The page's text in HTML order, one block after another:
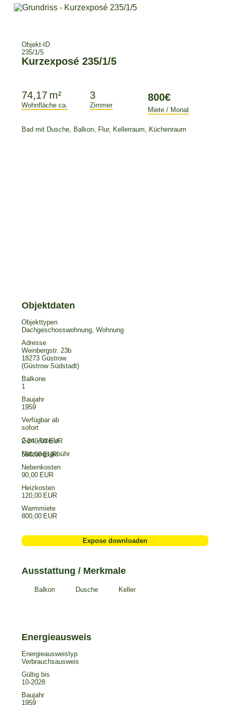
Objekt-ID
235/1/5
Objekttypen
Dachgeschosswohnung, Wohnung
Adresse
Weinbergstr. 23b
18273 Güstrow
(Güstrow Südstadt)
Wohnfläche ca.
74,17 m²
Zimmer
3
Balkone
1
Baujahr
1959
Verfügbar ab
sofort
2.240,00 EUR
590,00 EUR
Nebenkosten
90,00 EUR
Heizkosten
120,00 EUR
Warmmiete
800,00 EUR
Expose downloaden
Ausstattung / Merkmale
Balkon Dusche Keller
Energieausweistyp
Verbrauchs­ausweis
Gültig bis
10-2028
Baujahr
1959